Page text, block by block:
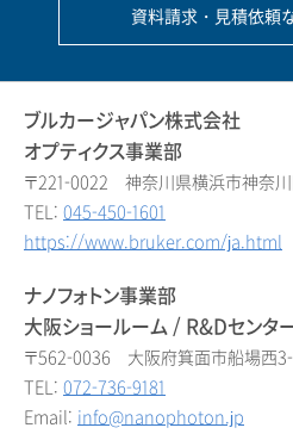
資料請求・見積依頼
ブルカージャパン株式会社
オプティクス事業部
〒221-0022 神奈川県横浜市神奈
TEL: 045-450-1601
https://www.bruker.com/ja.html
ナノフォトン事業部
大阪ショールーム / R&Dセンタ
〒562-0036 大阪府箕面市船場西3-
TEL: 072-736-9181
Email: info@nanophoton.jp